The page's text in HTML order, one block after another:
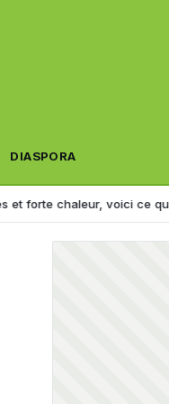
DIASPORA
voici ce qui vous attend